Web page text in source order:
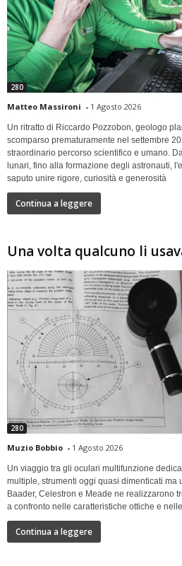
280
Matteo Massironi - 1 Agosto 2026
Un ritratto di Riccardo Pozzobon, geologo
scomparso prematuramente nel settembre
straordinario percorso scientifico e umano.
lunari, fino alla formazione degli astronauti,
saputo unire rigore, curiosità e generosità
Continua a leggere
Una volta qualcuno li
280
Muzio Bobbio - 1 Agosto 2026
Un viaggio tra gli oculari multifunzione
multiple, strumenti oggi quasi dimenticati ma
Baader, Celestron e Meade ne realizzarono
a confronto nelle caratteristiche ottiche e
Continua a leggere